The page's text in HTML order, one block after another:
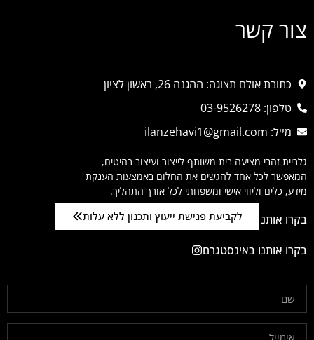
צור קשר
כתובת אולם תצוגה: ההגנה 26, ראשון לציון
טלפון: 03-9526278
מייל: ilanzehavi1@gmail.com
גלריית זהבי מציעה בית משותף לייצור ועיצוב רהיטים,
המאפשר לכל אחד להגשים את החלום באמצעות הענקת
מידע, כלים וליווי אישי ומשפחתי לכל אורך התהליך.
בקרו אותנו בפייסבוק
בקרו אותנו באינסטגרם
לקביעת פגישת ייעוץ ותכנון ללא עלות